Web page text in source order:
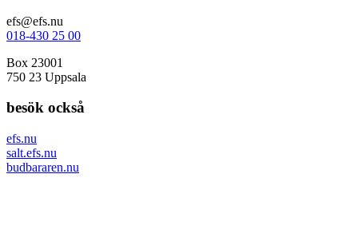
efs@efs.nu
018-430 25 00
Box 23001
750 23 Uppsala
besök också
efs.nu
salt.efs.nu
budbararen.nu